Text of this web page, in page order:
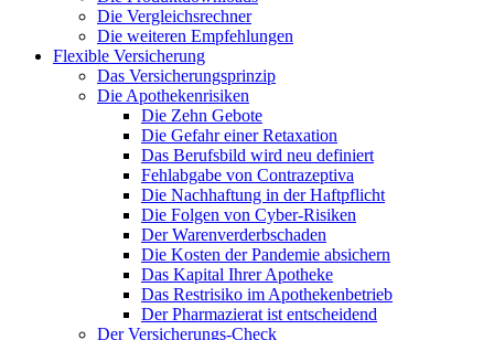
Die Vergleichsrechner
Die weiteren Empfehlungen
Flexible Versicherung
Das Versicherungsprinzip
Die Apothekenrisiken
Die Zehn Gebote
Die Gefahr einer Retaxation
Das Berufsbild wird neu definiert
Fehlabgabe von Contrazeptiva
Die Nachhaftung in der Haftpflicht
Die Folgen von Cyber-Risiken
Der Warenverderbschaden
Die Kosten der Pandemie absichern
Das Kapital Ihrer Apotheke
Das Restrisiko im Apothekenbetrieb
Der Pharmazierat ist entscheidend
Der Versicherungs-Check